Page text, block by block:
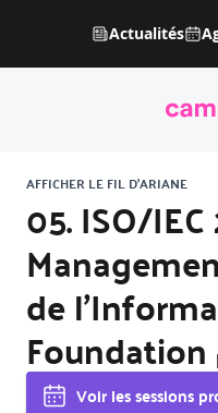
Actualités
AFFICHER LE FIL D'ARIANE
05. ISO/
de
Foundation
Voir les sessions